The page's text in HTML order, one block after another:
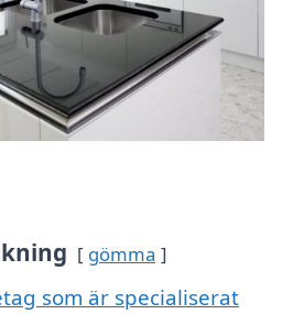
gömma
som är specialiserat